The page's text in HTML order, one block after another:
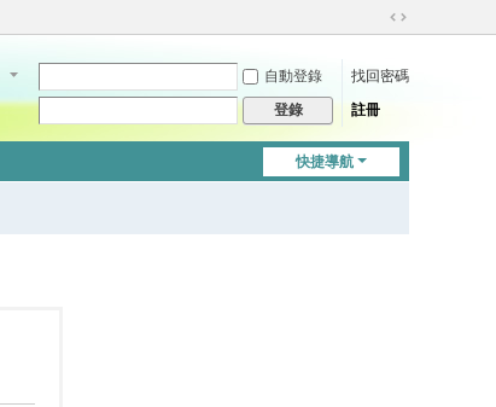
切
到
自動登錄
找回密碼
登錄 註冊
快捷導航